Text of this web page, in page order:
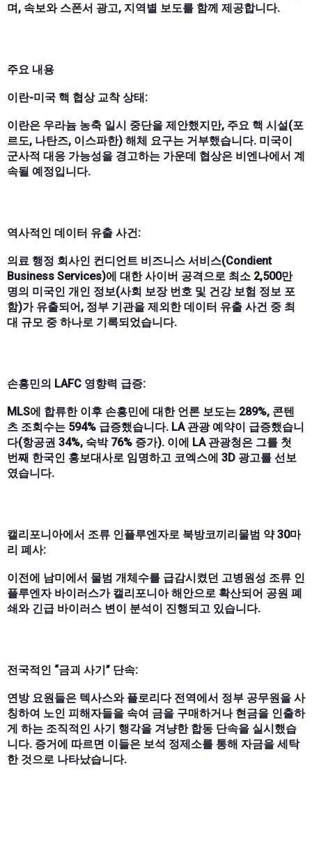
며, 속보와 스폰서 광고, 지역별 보도를 함께 제공합니다.
주요 내용
이란-미국 핵 협상 교착 상태:
이란은 우라늄 농축 일시 중단을 제안했지만, 주요 핵 시설(포
르도, 나탄즈, 이스파한) 해체 요구는 거부했습니다. 미국이
군사적 대응 가능성을 경고하는 가운데 협상은 비엔나에서 계
속될 예정입니다.
역사적인 데이터 유출 사건:
의료 행정 회사인 컨디언트 비즈니스 서비스(Condient
Business Services)에 대한 사이버 공격으로 최소 2,500만
명의 미국인 개인 정보(사회 보장 번호 및 건강 보험 정보 포
함)가 유출되어, 정부 기관을 제외한 데이터 유출 사건 중 최
대 규모 중 하나로 기록되었습니다.
손흥민의 LAFC 영향력 급증:
MLS에 합류한 이후 손흥민에 대한 언론 보도는 289%, 콘텐
츠 조회수는 594% 급증했습니다. LA 관광 예약이 급증했습니
다(항공권 34%, 숙박 76% 증가). 이에 LA 관광청은 그를 첫
번째 한국인 홍보대사로 임명하고 코엑스에 3D 광고를 선보
였습니다.
캘리포니아에서 조류 인플루엔자로 북방코끼리물범 약 30마
리 폐사:
이전에 남미에서 물범 개체수를 급감시켰던 고병원성 조류 인
플루엔자 바이러스가 캘리포니아 해안으로 확산되어 공원 폐
쇄와 긴급 바이러스 변이 분석이 진행되고 있습니다.
전국적인 “금괴 사기” 단속:
연방 요원들은 텍사스와 플로리다 전역에서 정부 공무원을 사
칭하여 노인 피해자들을 속여 금을 구매하거나 현금을 인출하
게 하는 조직적인 사기 행각을 겨냥한 합동 단속을 실시했습
니다. 증거에 따르면 이들은 보석 정제소를 통해 자금을 세탁
한 것으로 나타났습니다.